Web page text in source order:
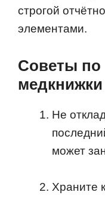
строгой
элементами.
Советы
медкнижки
Не
может
Храните